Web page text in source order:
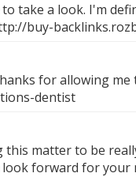
take a look. I'm
buy-
for allowing me
dentist
matter to be
forward for